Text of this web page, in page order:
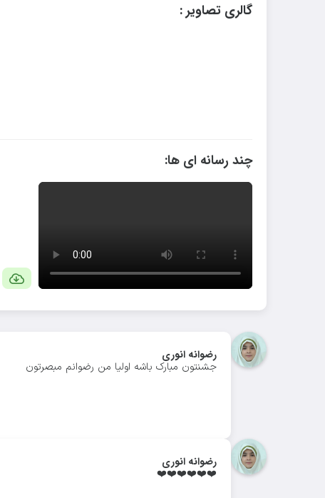
گالری تصاویر :
چند رسانه ای ها:
رضوانه انوری
جشنتون مبارک باشه اولیا من رضوانم مبصرتون
رضوانه انوری
❤️❤️❤️❤️❤️❤️